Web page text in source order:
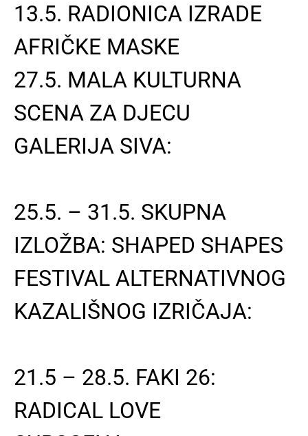
13.5. RADIONICA IZRADE
AFRIČKE MASKE
27.5. MALA KULTURNA
SCENA ZA DJECU
GALERIJA SIVA:
25.5. – 31.5. SKUPNA
IZLOŽBA: SHAPED SHAPES
FESTIVAL ALTERNATIVNOG
KAZALIŠNOG IZRIČAJA:
21.5 – 28.5. FAKI 26:
RADICAL LOVE